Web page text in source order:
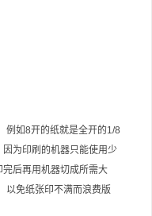
例如8开的纸就是全开的1/8
为印刷的机器只能使用少
后再用机器切成所需大
以免纸张印不满而浪费版